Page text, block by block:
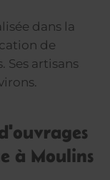
dans la
de
Ses artisans
à Moulins